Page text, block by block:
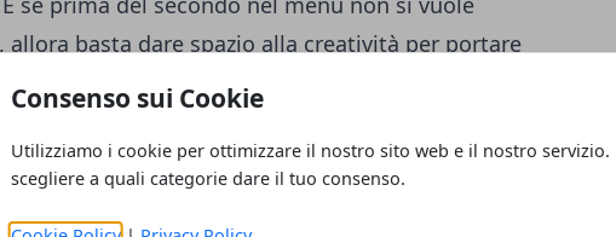
Consenso sui Cookie
Utilizziamo i cookie per ottimizzare il nostro sito web e il nostro servizio.
scegliere a quali categorie dare il tuo consenso.
basta dare spazio alla creatività per portare
come un'insalata di riso con tonno e fagioli,
pasta con rucola e bresaola, la pasta alla
l'insalata di riso integrale con polpo,
riso vegetariana. In presenza di ospiti a casa